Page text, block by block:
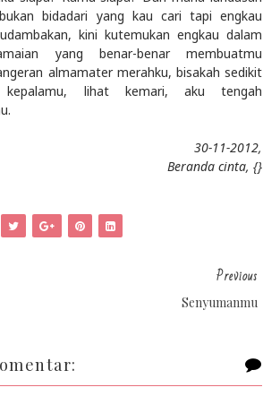
bidadari yang kau cari tapi engkau
kini kutemukan engkau dalam
yang benar-benar membuatmu
almamater merahku, bisakah sedikit
lihat kemari, aku tengah
30-11-2012,
Beranda cinta, {}
Previous
Senyumanmu